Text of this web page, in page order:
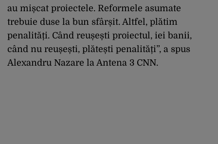
au mișcat proiectele. Reformele asumate
trebuie duse la bun sfârșit. Altfel, plătim
penalități. Când reușești proiectul, iei banii,
când nu reușești, plătești penalități”, a spus
Alexandru Nazare la Antena 3 CNN.